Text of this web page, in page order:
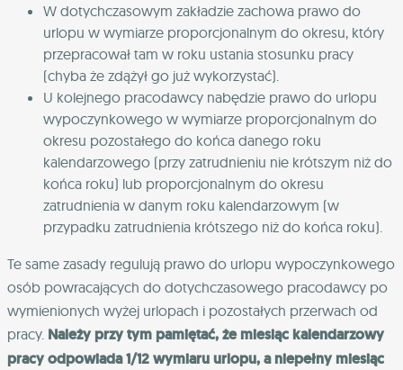
W dotychczasowym zakładzie zachowa prawo do
urlopu w wymiarze proporcjonalnym do okresu, który
przepracował tam w roku ustania stosunku pracy
(chyba że zdążył go już wykorzystać).
U kolejnego pracodawcy nabędzie prawo do urlopu
wypoczynkowego w wymiarze proporcjonalnym do
okresu pozostałego do końca danego roku
kalendarzowego (przy zatrudnieniu nie krótszym niż do
końca roku) lub proporcjonalnym do okresu
zatrudnienia w danym roku kalendarzowym (w
przypadku zatrudnienia krótszego niż do końca roku).
Te same zasady regulują prawo do urlopu wypoczynkowego
osób powracających do dotychczasowego pracodawcy po
wymienionych wyżej urlopach i pozostałych przerwach od
pracy. Należy przy tym pamiętać, że miesiąc kalendarzowy
pracy odpowiada 1/12 wymiaru urlopu, a niepełny miesiąc